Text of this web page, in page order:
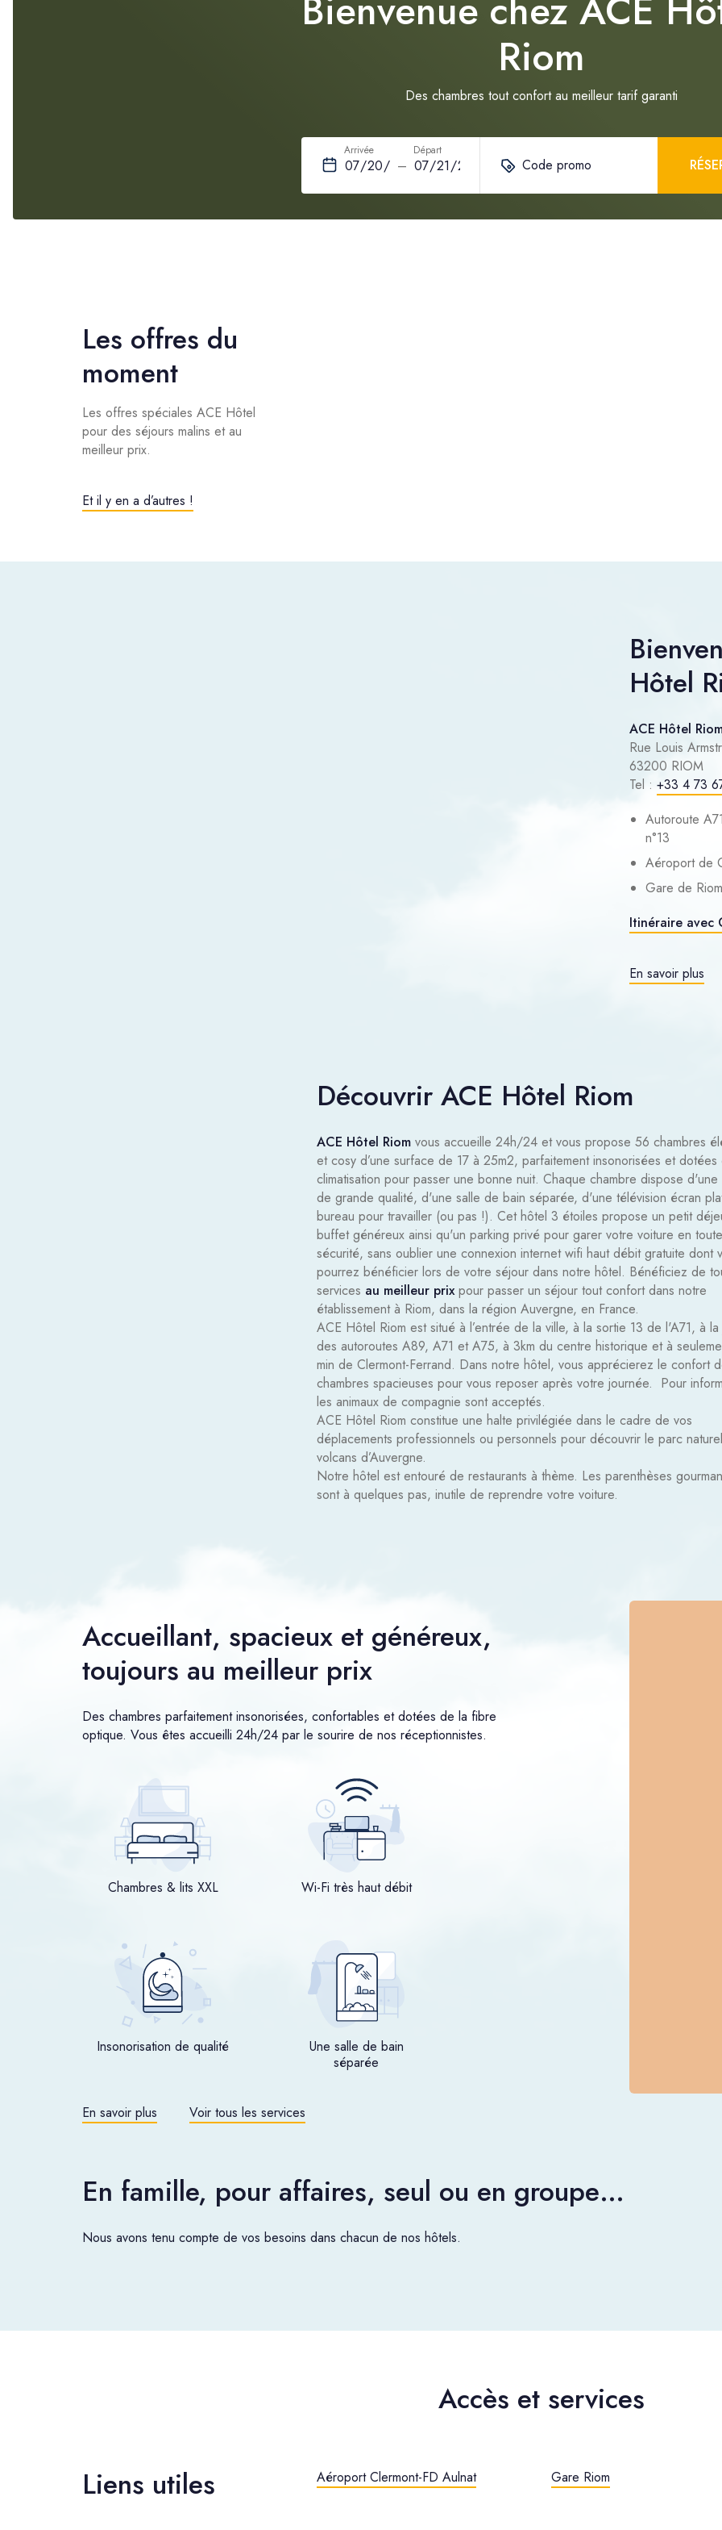
Riom
Des chambres tout confort au meilleur tarif garanti
Arrivée
–
Départ
Code promo
Les offres du
moment
Les offres spéciales ACE Hôtel
pour des séjours malins et au
meilleur prix.
Et il y en a d’autres !
Hôtel
ACE Hôtel
Rue Louis
63200 RIOM
Tel : +33 4 73
Autoroute
n°13
Aéroport de
Gare de
Itinéraire avec
En savoir plus
Découvrir ACE Hôtel Riom
ACE Hôtel Riom vous accueille 24h/24 et vous propose 56 chambres
et cosy d’une surface de 17 à 25m2, parfaitement insonorisées et
climatisation pour passer une bonne nuit. Chaque chambre dispose d'une
de grande qualité, d'une salle de bain séparée, d'une télévision écran
bureau pour travailler (ou pas !). Cet hôtel 3 étoiles propose un petit
buffet généreux ainsi qu'un parking privé pour garer votre voiture en toute
sécurité, sans oublier une connexion internet wifi haut débit gratuite dont
pourrez bénéficier lors de votre séjour dans notre hôtel. Bénéficiez de
services au meilleur prixpour passer un séjour tout confort dans notre
établissement à Riom, dans la région Auvergne, en France.
ACE Hôtel Riom est situé à l’entrée de la ville, à la sortie 13 de l'A71, à
des autoroutes A89, A71 et A75, à 3km du centre historique et à
min de Clermont-Ferrand. Dans notre hôtel, vous apprécierez le confort
chambres spacieuses pour vous reposer après votre journée. Pour
les animaux de compagnie sont acceptés.
ACE Hôtel Riom constitue une halte privilégiée dans le cadre de vos
déplacements professionnels ou personnels pour découvrir le parc
volcans d’Auvergne.
Notre hôtel est entouré de restaurants à thème. Les parenthèses
sont à quelques pas, inutile de reprendre votre voiture.
Accueillant, spacieux et généreux,
toujours au meilleur prix
Des chambres parfaitement insonorisées, confortables et dotées de la fibre
optique. Vous êtes accueilli 24h/24 par le sourire de nos réceptionnistes.
Chambres & lits XXL Wi-Fi très haut débit
Insonorisation de qualité
Une salle de bain
séparée
En savoir plus Voir tous les services
En famille, pour affaires, seul ou en groupe…
Nous avons tenu compte de vos besoins dans chacun de nos hôtels.
Accès et services
Liens utiles Aéroport Clermont-FD Aulnat Gare Riom